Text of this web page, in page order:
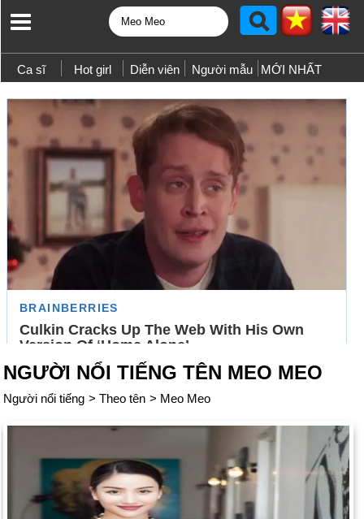
Ca sĩ Hot girl Diễn viên Người mẫu MỚI NHẤT
NGƯỜI NỔI TIẾNG TÊN MEO MEO
Người nổi tiếng > Theo tên > Meo Meo